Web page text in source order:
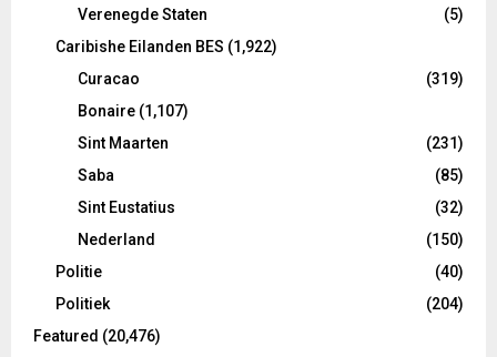
Verenegde Staten
(5)
Caribishe Eilanden BES (1,922)
Curacao
(319)
Bonaire (1,107)
Sint Maarten
(231)
Saba
(85)
Sint Eustatius
(32)
Nederland
(150)
Politie
(40)
Politiek
(204)
Featured (20,476)